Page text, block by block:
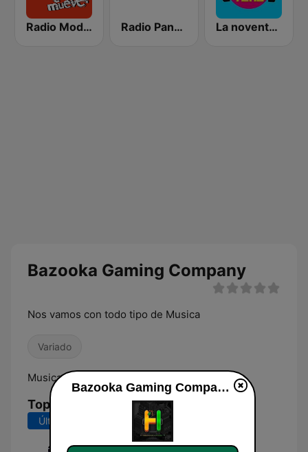
Radio Moda FM 97.3 Radio Panamericana La noventera
Bazooka Gaming Company
Nos vamos con todo tipo de Musica
Variado
Musica Variada
Top Canciones
Últimos 7 días Últimos 30 días
Bazooka Gaming Company en vivo